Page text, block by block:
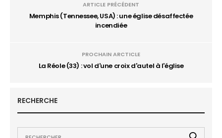
ARTICLE PRÉCÉDENT
Memphis (Tennessee, USA) : une église désaffectée
incendiée
PROCHAIN ARCTICLE
La Réole (33) : vol d'une croix d'autel à l'église
RECHERCHE